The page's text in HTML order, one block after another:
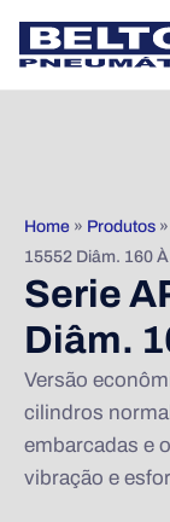
Home » Produtos »
15552 Diâm. 160
Serie
Diâm.
Versão
cilindros
embarcadas e
vibração e